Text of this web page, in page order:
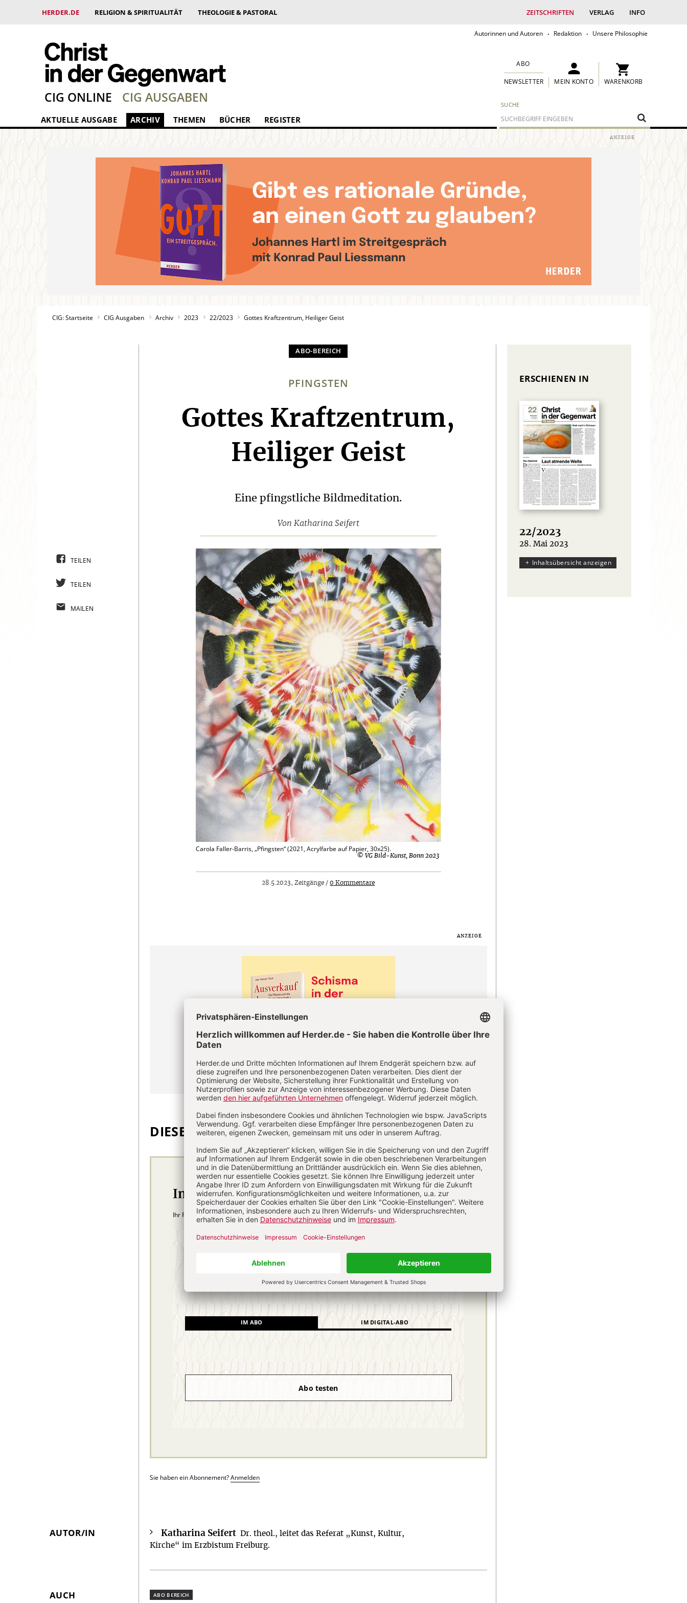
HERDER.DE RELIGION & SPIRITUALITÄT THEOLOGIE & PASTORAL ZEITSCHRIFTEN VERLAG INFO
Autorinnen und Autoren Redaktion Unsere Philosophie
SUCHE
ABO
NEWSLETTER MEIN KONTO WARENKORB
CIG ONLINE CIG AUSGABEN
AKTUELLE AUSGABE ARCHIV THEMEN BÜCHER REGISTER
CIG: Startseite CIG Ausgaben Archiv 2023 22/2023 Gottes Kraftzentrum, Heiliger Geist
PFINGSTEN
:
Gottes Kraftzentrum,
Heiliger Geist
Eine pfingstliche Bildmeditation.
Von Katharina Seifert
Carola Faller-Barris, „Pfingsten“ (2021, Acrylfarbe auf Papier, 30x25).
© VG Bild-Kunst, Bonn 2023
28.5.2023, Zeitgänge /0 Kommentare
DIESEN ARTIKEL JETZT LESEN!
Im Abo
Ihr Plus: Zugriff auch auf alle anderen Artikel im Abo-Bereich
75,40 € für 26 Ausgaben pro Halbjahr + Digitalzugang
IM ABO IM DIGITAL-ABO
Abo testen
Sie haben ein Abonnement?Anmelden
TEILEN
TEILEN
MAILEN
Überschrift
AUTOR/IN Katharina Seifert Dr. theol., leitet das Referat „Kunst, Kultur,
Kirche“ im Erzbistum Freiburg.
AUCH
Plus
ERSCHIENEN IN
22/2023
:
28. Mai 2023
Inhaltsübersicht anzeigen